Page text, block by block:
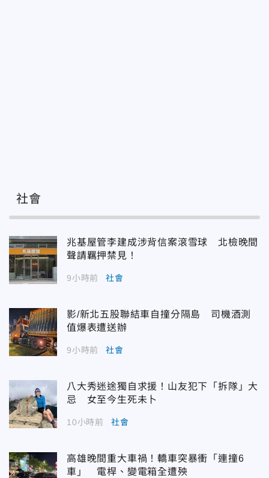
社會
兆基屋管李建成涉背信案滾雪球 北檢晚間
聲請羈押禁見！
9小時前 社會
影/新北五股聯結車自撞分隔島 司機酒測
值爆表遭送辦
9小時前 社會
八大秀迷途獨自求援！山友犯下「拆隊」大
忌 女至今生死未卜
10小時前 社會
高雄晚間重大車禍！轎車突暴衝「連撞6
車」 電桿、變電箱全遭殃